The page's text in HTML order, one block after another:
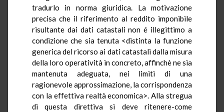
tradurlo in norma giuridica. La motivazione
precisa che il riferimento al reddito imponibile
risultante dai dati catastali non é illegittimo a
condizione che sia tenuta <distinta la funzione
generica del ricorso ai dati catastali dalla misura
della loro operatività in concreto, affinchè ne sia
mantenuta adeguata, nei limiti di una
ragionevole approssimazione, la corrispondenza
con la effettiva realtà economica>. Alla stregua
di questa direttiva si deve ritenere-come